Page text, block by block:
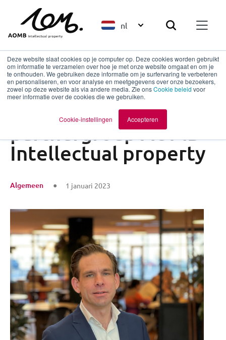
Deze website slaat cookies op je computer op. Deze cookies worden gebruikt
om informatie te verzamelen over hoe je met onze website omgaat en om je
te onthouden. We gebruiken deze informatie om je surfervaring te verbeteren
en personaliseren, en voor analyse en meetgegevens over onze bezoekers,
zowel op deze website als via andere media. Zie onsCookie beleid voor
meer informatie over de cookies die we gebruiken.
Cookie-instellingen Accepteren
nl
Terug naar overzicht
Uitbreiding
partnergroep AOMB
Intellectual property
Algemeen 1 januari 2023